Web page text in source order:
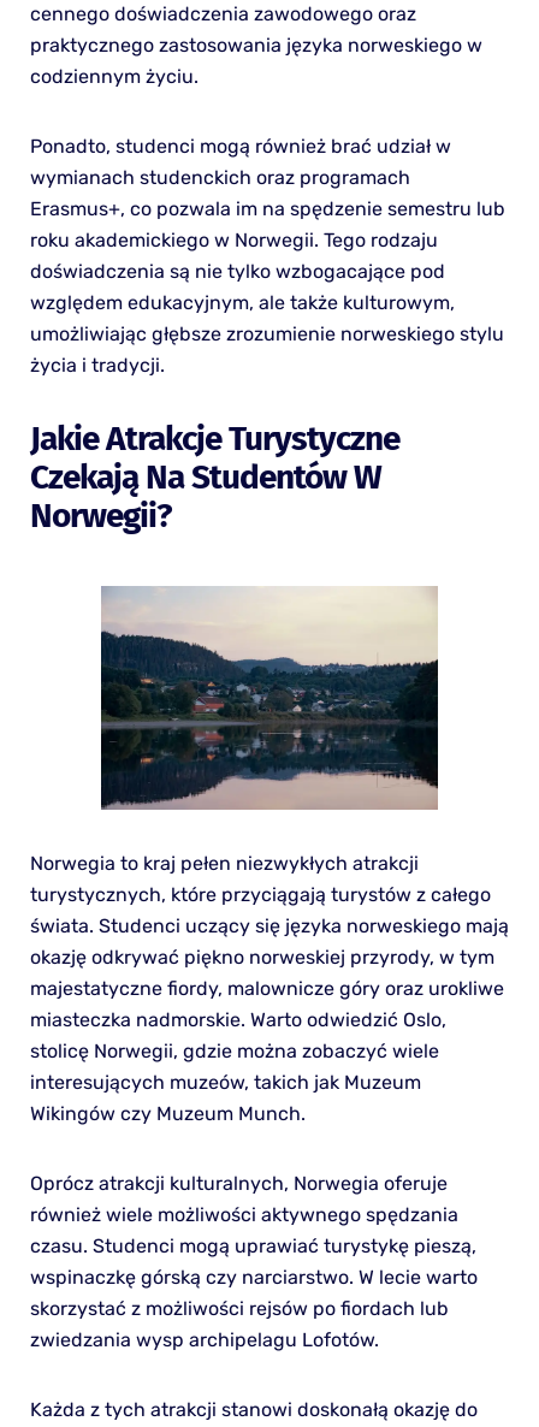
cennego doświadczenia zawodowego oraz
praktycznego zastosowania języka norweskiego w
codziennym życiu.
Ponadto, studenci mogą również brać udział w
wymianach studenckich oraz programach
Erasmus+, co pozwala im na spędzenie semestru lub
roku akademickiego w Norwegii. Tego rodzaju
doświadczenia są nie tylko wzbogacające pod
względem edukacyjnym, ale także kulturowym,
umożliwiając głębsze zrozumienie norweskiego stylu
życia i tradycji.
Jakie Atrakcje Turystyczne
Czekają Na Studentów W
Norwegii?
Norwegia to kraj pełen niezwykłych atrakcji
turystycznych, które przyciągają turystów z całego
świata. Studenci uczący się języka norweskiego mają
okazję odkrywać piękno norweskiej przyrody, w tym
majestatyczne fiordy, malownicze góry oraz urokliwe
miasteczka nadmorskie. Warto odwiedzić Oslo,
stolicę Norwegii, gdzie można zobaczyć wiele
interesujących muzeów, takich jak Muzeum
Wikingów czy Muzeum Munch.
Oprócz atrakcji kulturalnych, Norwegia oferuje
również wiele możliwości aktywnego spędzania
czasu. Studenci mogą uprawiać turystykę pieszą,
wspinaczkę górską czy narciarstwo. W lecie warto
skorzystać z możliwości rejsów po fiordach lub
zwiedzania wysp archipelagu Lofotów.
Każda z tych atrakcji stanowi doskonałą okazję do